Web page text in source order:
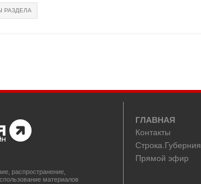
РАЗДЕЛА
распространение,
материалов
ГЛАВНАЯ
Контакты
Строка.Губерния
Прямой эфир